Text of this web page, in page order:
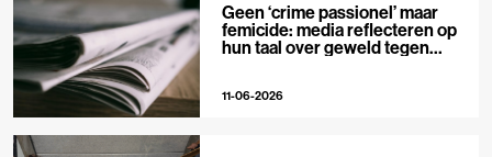
Geen ‘crime passionel’ maar
femicide: media reflecteren op
hun taal over geweld tegen
11-06-2026